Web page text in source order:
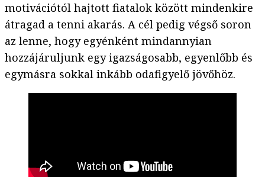
motivációtól hajtott fiatalok között mindenkire
átragad a tenni akarás. A cél pedig végső soron
az lenne, hogy egyénként mindannyian
hozzájáruljunk egy igazságosabb, egyenlőbb és
egymásra sokkal inkább odafigyelő jövőhöz.